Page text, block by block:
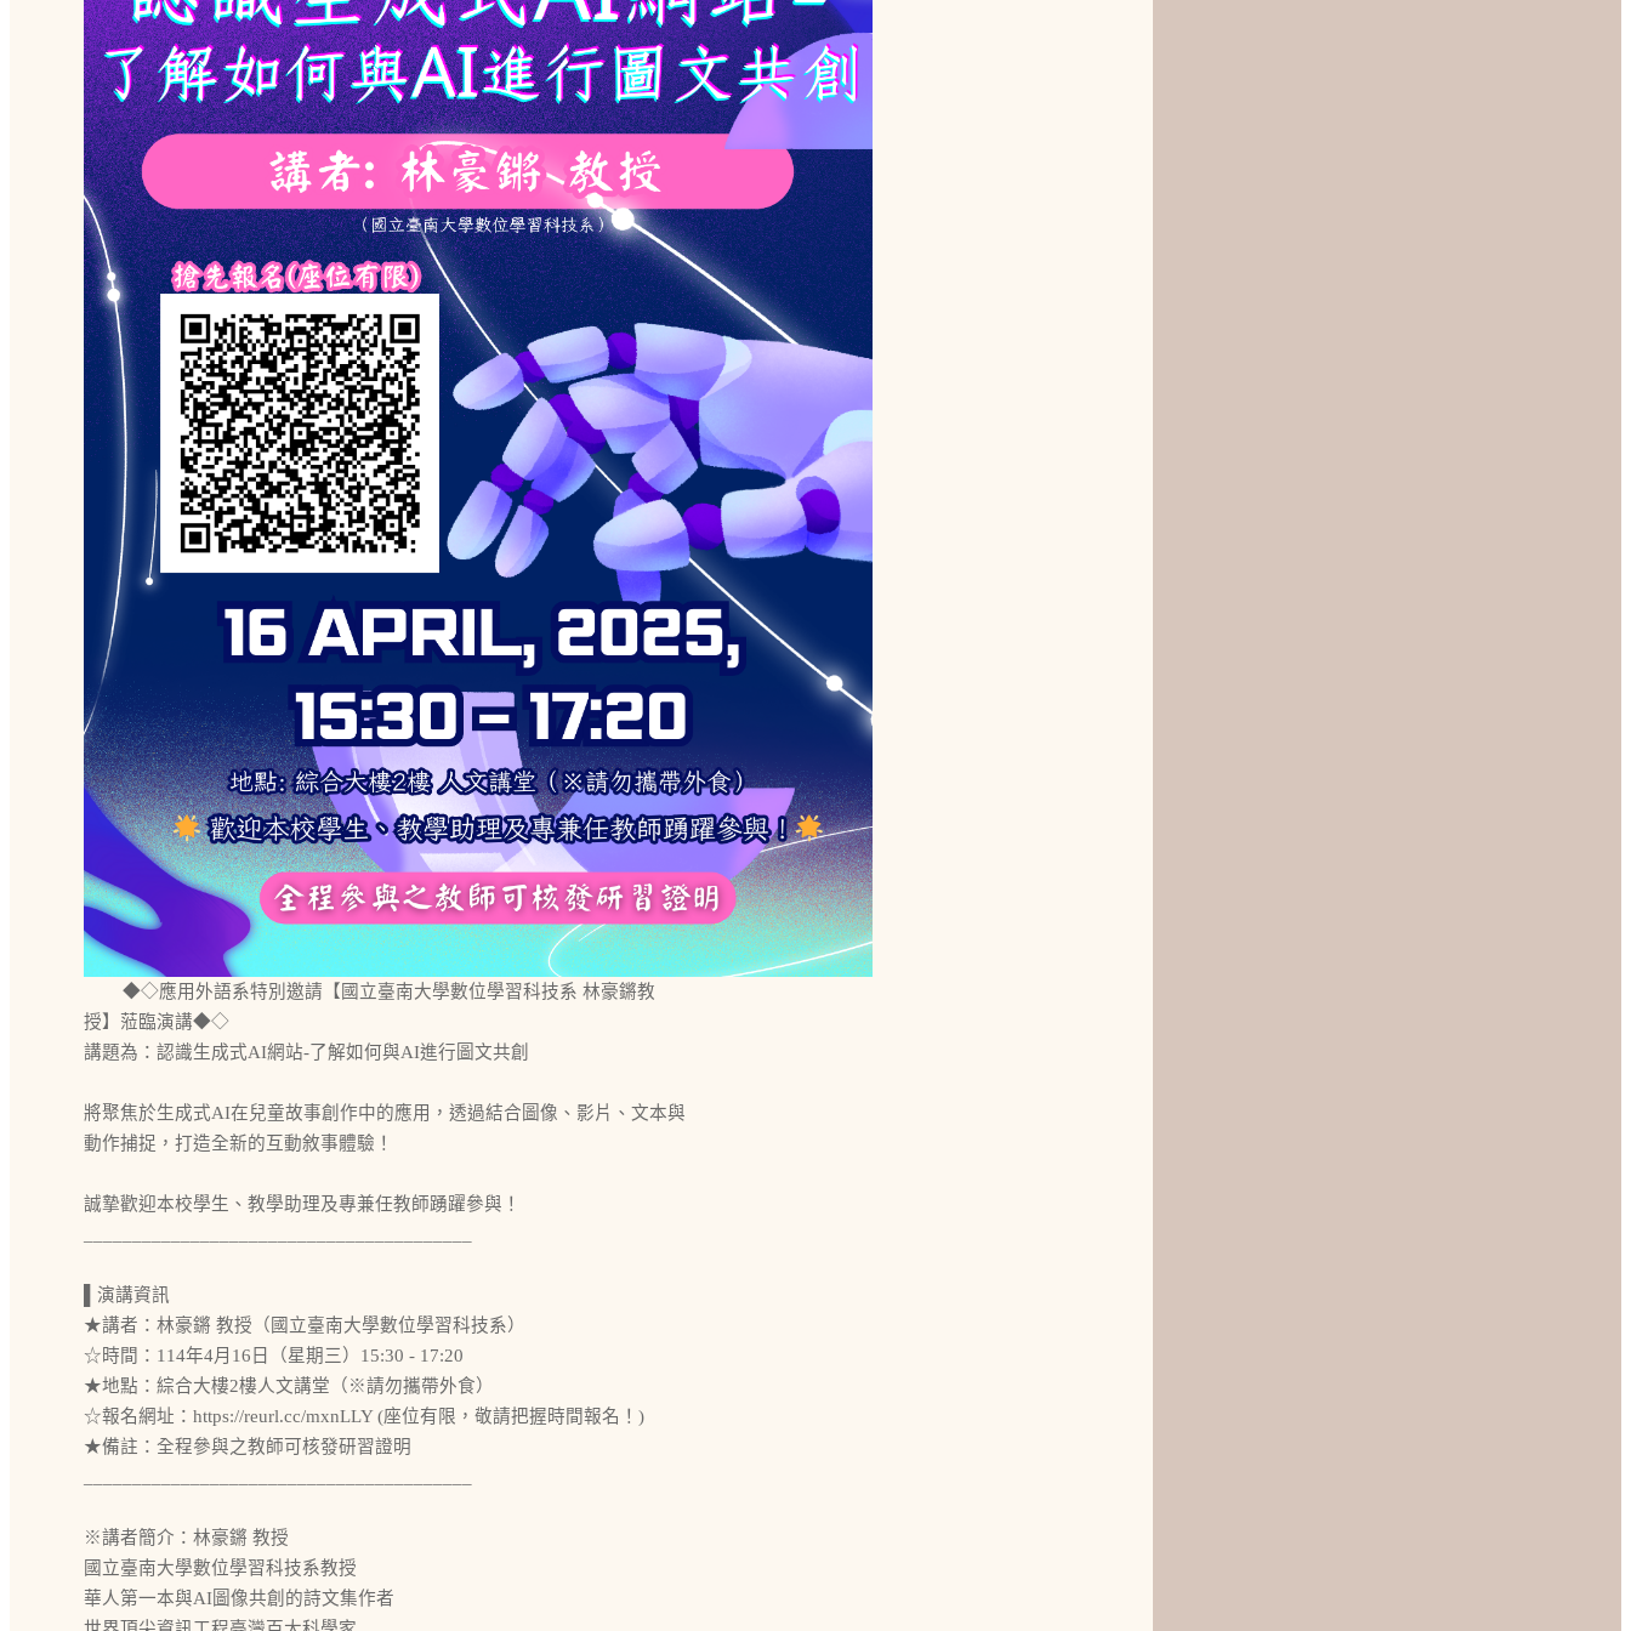
◆◇應用外語系特別邀請【國立臺南大學數位學習科技系 林豪鏘教
授】蒞臨演講◆◇
講題為：認識生成式AI網站-了解如何與AI進行圖文共創
將聚焦於生成式AI在兒童故事創作中的應用，透過結合圖像、影片、文本與
動作捕捉，打造全新的互動敘事體驗！
誠摯歡迎本校學生、教學助理及專兼任教師踴躍參與！
▌演講資訊
★講者：林豪鏘 教授（國立臺南大學數位學習科技系）
☆時間：114年4月16日（星期三）15:30 - 17:20
★地點：綜合大樓2樓人文講堂（※請勿攜帶外食）
☆報名網址：https://reurl.cc/mxnLLY (座位有限，敬請把握時間報名！)
★備註：全程參與之教師可核發研習證明
※講者簡介：林豪鏘 教授
國立臺南大學數位學習科技系教授
華人第一本與AI圖像共創的詩文集作者